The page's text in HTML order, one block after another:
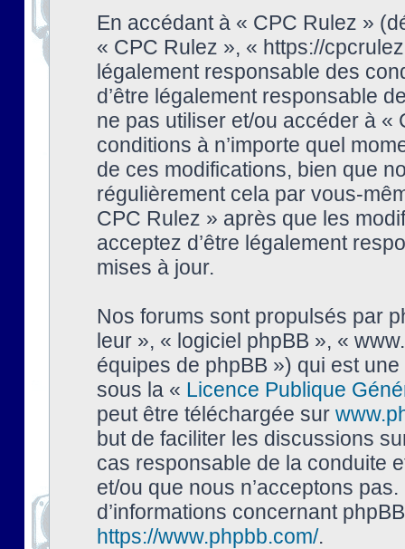
En accédant à « CPC Rulez »
« CPC Rulez », « https://
légalement responsable des
d’être légalement responsable
ne pas utiliser et/ou accéder à
conditions à n’importe quel
de ces modifications, bien que
régulièrement cela par vous-
CPC Rulez » après que les
acceptez d’être légalement
mises à jour.
Nos forums sont propulsés par
leur », « logiciel phpBB », «
équipes de phpBB ») qui est
sous la « Licence Publique
peut être téléchargée sur
but de faciliter les discussions
cas responsable de la conduite
et/ou que nous n’acceptons
d’informations concernant
https://www.phpbb.com/.